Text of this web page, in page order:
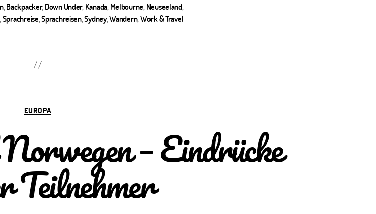
, Backpacker, Down Under, Kanada Melbourne Neuseeland,
Sprachreise ,Sprachreisen,Sydney,Wandern, Work & Travel
Kategorien
EUROPA
– Eindrücke
Teilnehmer